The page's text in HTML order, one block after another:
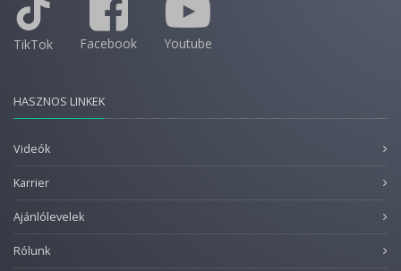
TikTok Facebook Youtube
HASZNOS LINKEK
Videók
Karrier
Ajánlólevelek
Rólunk